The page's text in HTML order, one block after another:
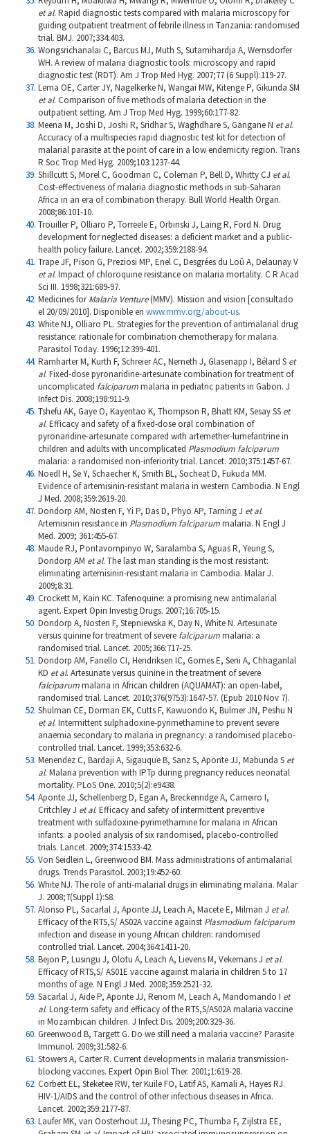
et al. Rapid diagnostic tests compared with malaria microscopy for
guiding outpatient treatment of febrile illness in Tanzania: randomised
trial. BMJ. 2007;334:403.
Wongsrichanalai C, Barcus MJ, Muth S, Sutamihardja A, Wernsdorfer
WH. A review of malaria diagnostic tools: microscopy and rapid
diagnostic test (RDT). Am J Trop Med Hyg. 2007;77 (6 Suppl):119-27.
Lema OE, Carter JY, Nagelkerke N, Wangai MW, Kitenge P, Gikunda SM
et al. Comparison of five methods of malaria detection in the
outpatient setting. Am J Trop Med Hyg. 1999;60:177-82.
Meena M, Joshi D, Joshi R, Sridhar S, Waghdhare S, Gangane N et al.
Accuracy of a multispecies rapid diagnostic test kit for detection of
malarial parasite at the point of care in a low endemicity region. Trans
R Soc Trop Med Hyg. 2009;103:1237-44.
Shillcutt S, Morel C, Goodman C, Coleman P, Bell D, Whitty CJ et al.
Cost-effectiveness of malaria diagnostic methods in sub-Saharan
Africa in an era of combination therapy. Bull World Health Organ.
2008;86:101-10.
Trouiller P, Olliaro P, Torreele E, Orbinski J, Laing R, Ford N. Drug
development for neglected diseases: a deficient market and a public-
health policy failure. Lancet. 2002;359:2188-94.
Trape JF, Pison G, Preziosi MP, Enel C, Desgrées du Loû A, Delaunay V
et al. Impact of chloroquine resistance on malaria mortality. C R Acad
Sci III. 1998;321:689-97.
Medicines forMalaria Venture(MMV). Mission and vision [consultado
el 20/09/2010]. Disponible en www.mmv.org/about-us.
White NJ, Olliaro PL. Strategies for the prevention of antimalarial drug
resistance: rationale for combination chemotherapy for malaria.
Parasitol Today. 1996;12:399-401.
Ramharter M, Kurth F, Schreier AC, Nemeth J, Glasenapp I, Bélard S et
al. Fixed-dose pyronaridine-artesunate combination for treatment of
uncomplicated falciparummalaria in pediatric patients in Gabon. J
Infect Dis. 2008;198:911-9.
Tshefu AK, Gaye O, Kayentao K, Thompson R, Bhatt KM, Sesay SS et
al. Efficacy and safety of a fixed-dose oral combination of
pyronaridine-artesunate compared with artemether-lumefantrine in
children and adults with uncomplicated Plasmodium falciparum
malaria: a randomised non-inferiority trial. Lancet. 2010;375:1457-67.
Noedl H, Se Y, Schaecher K, Smith BL, Socheat D, Fukuda MM.
Evidence of artemisinin-resistant malaria in western Cambodia. N Engl
J Med. 2008;359:2619-20.
Dondorp AM, Nosten F, Yi P, Das D, Phyo AP, Tarning J et al.
Artemisinin resistance in Plasmodium falciparummalaria. N Engl J
Med. 2009; 361:455-67.
Maude RJ, Pontavornpinyo W, Saralamba S, Aguas R, Yeung S,
Dondorp AM et al. The last man standing is the most resistant:
eliminating artemisinin-resistant malaria in Cambodia. Malar J.
2009;8:31.
Crockett M, Kain KC. Tafenoquine: a promising new antimalarial
agent. Expert Opin Investig Drugs. 2007;16:705-15.
Dondorp A, Nosten F, Stepniewska K, Day N, White N. Artesunate
versus quinine for treatment of severe falciparummalaria: a
randomised trial. Lancet. 2005;366:717-25.
Dondorp AM, Fanello CI, Hendriksen IC, Gomes E, Seni A, Chhaganlal
KD et al. Artesunate versus quinine in the treatment of severe
falciparummalaria in African children (AQUAMAT): an open-label,
randomised trial. Lancet. 2010;376(9753):1647-57. (Epub 2010 Nov 7).
Shulman CE, Dorman EK, Cutts F, Kawuondo K, Bulmer JN, Peshu N
et al. Intermittent sulphadoxine-pyrimethamine to prevent severe
anaemia secondary to malaria in pregnancy: a ran­do­mised placebo-
controlled trial. Lancet. 1999;353:632-6.
Menendez C, Bardaji A, Sigauque B, Sanz S, Aponte JJ, Mabunda S et
al. Malaria prevention with IPTp during pregnancy reduces neonatal
mortality. PLoS One. 2010;5(2):e9438.
Aponte JJ, Schellenberg D, Egan A, Breckenridge A, Carneiro I,
Critchley J et al. Efficacy and safety of intermittent preventive
treatment with sulfadoxine-pyrimethamine for malaria in African
infants: a pooled analysis of six randomised, placebo-controlled
trials. Lancet. 2009;374:1533-42.
Von Seidlein L, Greenwood BM. Mass administrations of antimalarial
drugs. Trends Parasitol. 2003;19:452-60.
White NJ. The role of anti-malarial drugs in eliminating malaria. Malar
J. 2008;7(Suppl 1):S8.
Alonso PL, Sacarlal J, Aponte JJ, Leach A, Macete E, Milman J et al.
Efficacy of the RTS,S/ AS02A vaccine against Plasmodium falciparum
infection and disease in young African children: randomised
controlled trial. Lancet. 2004;364:1411-20.
Bejon P, Lusingu J, Olotu A, Leach A, Lievens M, Vekemans J et al.
Efficacy of RTS,S/ AS01E vaccine against malaria in children 5 to 17
months of age. N Engl J Med. 2008;359:2521-32.
Sacarlal J, Aide P, Aponte JJ, Renom M, Leach A, Mandomando I et
al. Long-term safety and efficacy of the RTS,S/AS02A malaria vaccine
in Mozambican children. J Infect Dis. 2009;200:329-36.
Greenwood B, Targett G. Do we still need a malaria vaccine? Parasite
Immunol. 2009;31:582-6.
Stowers A, Carter R. Current developments in malaria transmission-
blocking vaccines. Expert Opin Biol Ther. 2001;1:619-28.
Corbett EL, Steketee RW, ter Kuile FO, Latif AS, Kamali A, Hayes RJ.
HIV-1/AIDS and the control of other infectious diseases in Africa.
Lancet. 2002;359:2177-87.
Laufer MK, van Oosterhout JJ, Thesing PC, Thumba F, Zijlstra EE,